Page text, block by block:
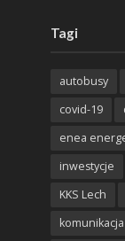
Tagi
autobusy
covid-19
enea
inwestycje
KKS Lech